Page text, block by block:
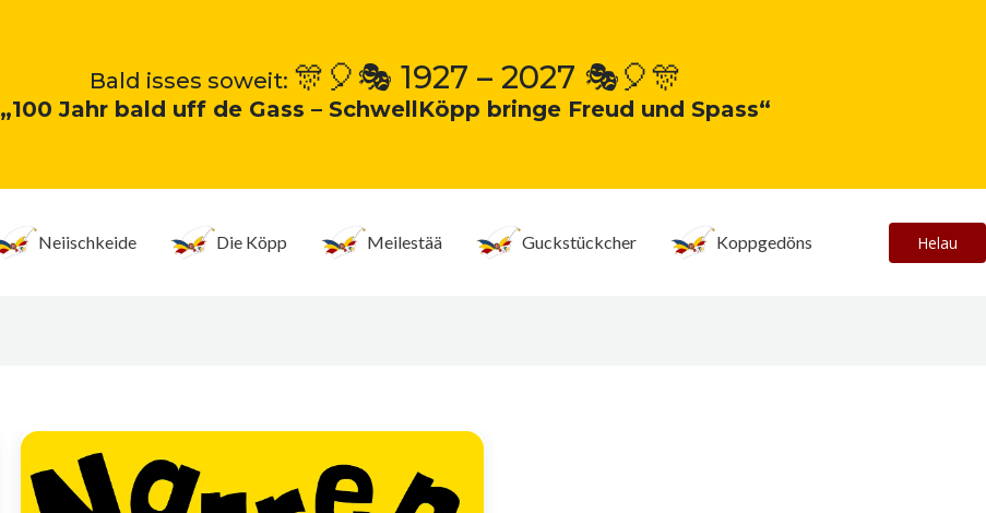
Bald isses soweit: 🎊🎈🎭 1927 – 2027 🎭🎈🎊
„100 Jahr bald uff de Gass – SchwellKöpp bringe Freud und Spass“
Neiischkeide Die Köpp Meilestää Guckstückcher Koppgedöns Helau